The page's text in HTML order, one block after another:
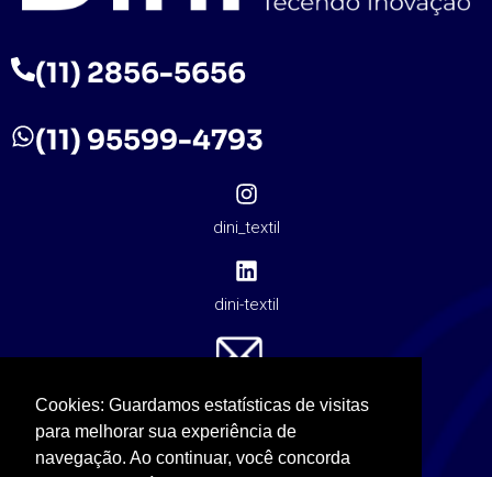
(11) 2856-5656
(11) 95599-4793
dini_textil
dini-textil
contato@dinitextil.com.br
Cookies: Guardamos estatísticas de visitas
para melhorar sua experiência de
navegação. Ao continuar, você concorda